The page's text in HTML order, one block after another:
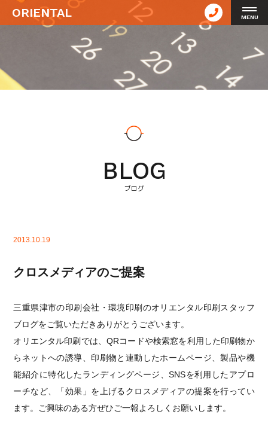
ORIENTAL MENU
BLOG
ブログ
2013.10.19
クロスメディアのご提案
三重県津市の印刷会社・環境印刷のオリエンタル印刷スタッフ
ブログをご覧いただきありがとうございます。
オリエンタル印刷では、QRコードや検索窓を利用した印刷物か
らネットへの誘導、印刷物と連動したホームページ、製品や機
能紹介に特化したランディングページ、SNSを利用したアプロ
ーチなど、「効果」を上げるクロスメディアの提案を行ってい
ます。ご興味のある方ぜひご一報よろしくお願いします。